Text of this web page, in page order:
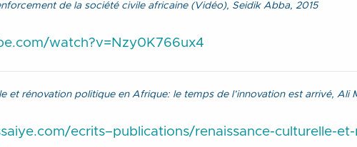
de la société civile africaine (Vidéo), Seidik Abba, 2015
watch?v=Nzy0K766ux4
et rénovation politique en Afrique: le temps de l’innovation est arrivé, Ali
ecrits–publications/renaissance-culturelle-